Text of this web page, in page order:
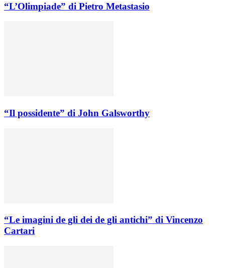
“L’Olimpiade” di Pietro Metastasio
“Il possidente” di John Galsworthy
“Le imagini de gli dei de gli antichi” di Vincenzo
Cartari